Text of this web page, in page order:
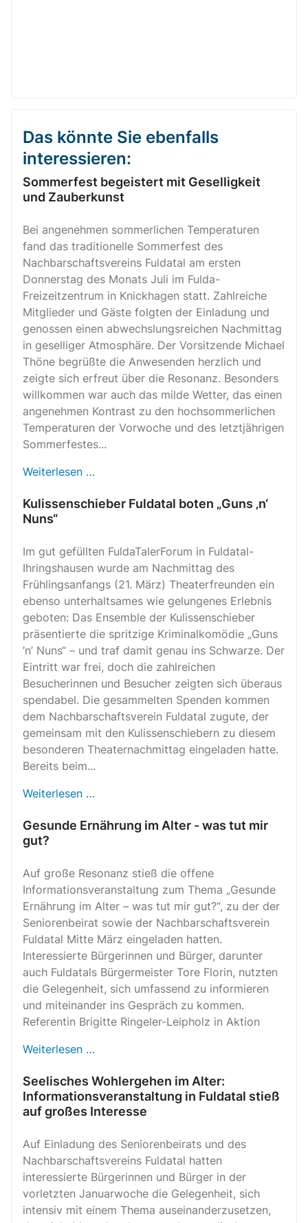
Das könnte Sie ebenfalls
interessieren:
Sommerfest begeistert mit Geselligkeit
und Zauberkunst
Bei angenehmen sommerlichen Temperaturen
fand das traditionelle Sommerfest des
Nachbarschaftsvereins Fuldatal am ersten
Donnerstag des Monats Juli im Fulda-
Freizeitzentrum in Knickhagen statt. Zahlreiche
Mitglieder und Gäste folgten der Einladung und
genossen einen abwechslungsreichen Nachmittag
in geselliger Atmosphäre. Der Vorsitzende Michael
Thöne begrüßte die Anwesenden herzlich und
zeigte sich erfreut über die Resonanz. Besonders
willkommen war auch das milde Wetter, das einen
angenehmen Kontrast zu den hochsommerlichen
Temperaturen der Vorwoche und des letztjährigen
Sommerfestes...
Weiterlesen …
Kulissenschieber Fuldatal boten „Guns ‚n‘
Nuns“
Im gut gefüllten FuldaTalerForum in Fuldatal-
Ihringshausen wurde am Nachmittag des
Frühlingsanfangs (21. März) Theaterfreunden ein
ebenso unterhaltsames wie gelungenes Erlebnis
geboten: Das Ensemble der Kulissenschieber
präsentierte die spritzige Kriminalkomödie „Guns
’n’ Nuns“ – und traf damit genau ins Schwarze. Der
Eintritt war frei, doch die zahlreichen
Besucherinnen und Besucher zeigten sich überaus
spendabel. Die gesammelten Spenden kommen
dem Nachbarschaftsverein Fuldatal zugute, der
gemeinsam mit den Kulissenschiebern zu diesem
besonderen Theaternachmittag eingeladen hatte.
Bereits beim...
Weiterlesen …
Gesunde Ernährung im Alter - was tut mir
gut?
Auf große Resonanz stieß die offene
Informationsveranstaltung zum Thema „Gesunde
Ernährung im Alter – was tut mir gut?“, zu der der
Seniorenbeirat sowie der Nachbarschaftsverein
Fuldatal Mitte März eingeladen hatten.
Interessierte Bürgerinnen und Bürger, darunter
auch Fuldatals Bürgermeister Tore Florin, nutzten
die Gelegenheit, sich umfassend zu informieren
und miteinander ins Gespräch zu kommen.
Referentin Brigitte Ringeler-Leipholz in Aktion
Weiterlesen …
Seelisches Wohlergehen im Alter:
Informationsveranstaltung in Fuldatal stieß
auf großes Interesse
Auf Einladung des Seniorenbeirats und des
Nachbarschaftsvereins Fuldatal hatten
interessierte Bürgerinnen und Bürger in der
vorletzten Januarwoche die Gelegenheit, sich
intensiv mit einem Thema auseinanderzusetzen,